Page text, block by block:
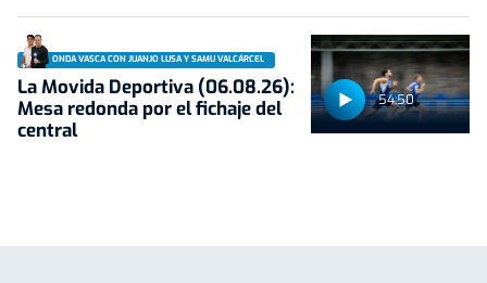
54:50
ONDA VASCA CON JUANJO LUSA Y SAMU VALCÁRCEL
La Movida Deportiva (06.08.26):
Mesa redonda por el fichaje del
central